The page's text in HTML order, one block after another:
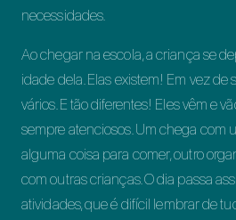
necessidades.
Ao chegar na escola, a criança se
idade dela. Elas existem! Em vez de
vários. E tão diferentes! Eles vêm e
sempre atenciosos. Um chega com
alguma coisa para comer, outro
com outras crianças. O dia passa
atividades, que é difícil lembrar de